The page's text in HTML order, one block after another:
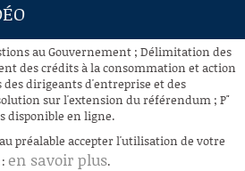
au Gouvernement ; Délimitation des
des crédits à la consommation et action
dirigeants d'entreprise et des
sur l'extension du référendum ; P"
disponible en ligne.
préalable accepter l'utilisation de votre
en savoir plus.